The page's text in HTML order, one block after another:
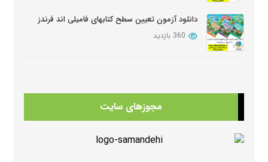
دانلود آزمون تعیین سطح کتابهای فامیلی اند فرندز
360 بازدید
مجوزهای سایت